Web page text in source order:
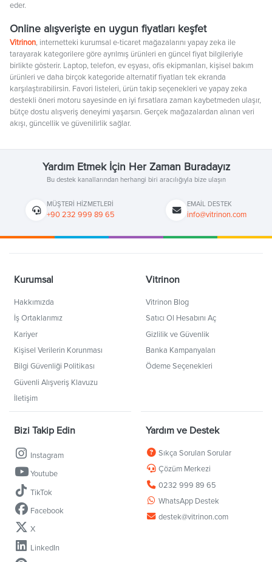
eder.
Online alışverişte en uygun fiyatları keşfet
Vitrinon, internetteki kurumsal e-ticaret mağazalarını yapay zeka ile
tarayarak kategorilere göre ayrılmış ürünleri en güncel fiyat bilgileriyle
birlikte gösterir. Laptop, telefon, ev eşyası, ofis ekipmanları, kişisel bakım
ürünleri ve daha birçok kategoride alternatif fiyatları tek ekranda
karşılaştırabilirsin. Favori listeleri, ürün takip seçenekleri ve yapay zeka
destekli öneri motoru sayesinde en iyi fırsatlara zaman kaybetmeden ulaşır,
bütçe dostu alışveriş deneyimi yaşarsın. Gerçek mağazalardan alınan veri
akışı, güncellik ve güvenilirlik sağlar.
Yardım Etmek İçin Her Zaman Buradayız
Bu destek kanallarından herhangi biri aracılığıyla bize ulaşın
MÜŞTERI HIZMETLERI
+90 232 999 89 65
EMAIL DESTEK
info@vitrinon.com
Kurumsal
Hakkımızda
İş Ortaklarımız
Kariyer
Kişisel Verilerin Korunması
Bilgi Güvenliği Politikası
Güvenli Alışveriş Klavuzu
İletişim
Vitrinon
Vitrinon Blog
Satıcı Ol Hesabını Aç
Gizlilik ve Güvenlik
Banka Kampanyaları
Ödeme Seçenekleri
Bizi Takip Edin
Instagram
Youtube
TikTok
Facebook
X
LinkedIn
Yardım ve Destek
Sıkça Sorulan Sorular
Çözüm Merkezi
0232 999 89 65
WhatsApp Destek
destek@vitrinon.com